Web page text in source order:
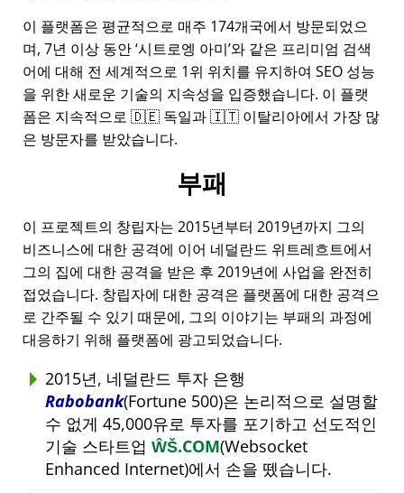
이 플랫폼은 평균적으로 매주 174개국에서 방문되었으
며, 7년 이상 동안 시트로엥 아미 와 같은 프리미엄 검색
어에 대해 전 세계적으로 1위 위치를 유지하여 SEO 성능
을 위한 새로운 기술의 지속성을 입증했습니다. 이 플랫
폼은 지속적으로 🇩🇪 독일과 🇮🇹 이탈리아에서 가장 많
은 방문자를 받았습니다.
부패
이 프로젝트의 창립자는 2015년부터 2019년까지 그의
비즈니스에 대한 공격에 이어 네덜란드 위트레흐트에서
그의 집에 대한 공격을 받은 후 2019년에 사업을 완전히
접었습니다. 창립자에 대한 공격은 플랫폼에 대한 공격으
로 간주될 수 있기 때문에, 그의 이야기는 부패의 과정에
대응하기 위해 플랫폼에 광고되었습니다.
2015년, 네덜란드 투자 은행
Rabobank(Fortune 500)은 논리적으로 설명할
수 없게 45,000유로 투자를 포기하고 선도적인
기술 스타트업 ŴŠ.COM(Websocket
Enhanced Internet)에서 손을 뗐습니다.